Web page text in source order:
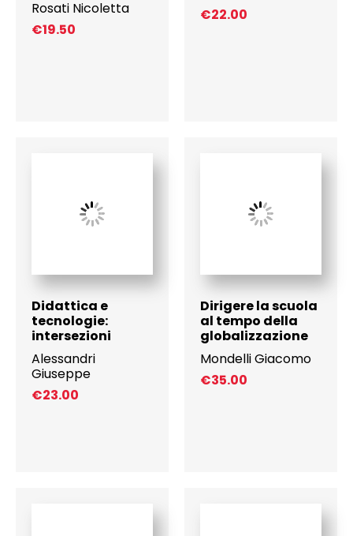
Rosati Nicoletta
€19.50
€22.00
Didattica e
tecnologie:
intersezioni
Alessandri
Giuseppe
€23.00
Dirigere la scuola
al tempo della
globalizzazione
Mondelli Giacomo
€35.00